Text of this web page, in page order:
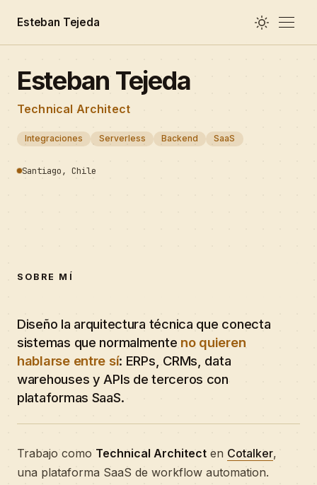
Esteban Tejeda
Esteban Tejeda
Technical Architect
Integraciones Serverless Backend SaaS
Santiago, Chile
SOBRE MÍ
Diseño la arquitectura técnica que conecta
sistemas que normalmente no quieren
hablarse entre sí: ERPs, CRMs, data
warehouses y APIs de terceros con
plataformas SaaS.
Trabajo como Technical Architect en Cotalker,
una plataforma SaaS de workflow automation.